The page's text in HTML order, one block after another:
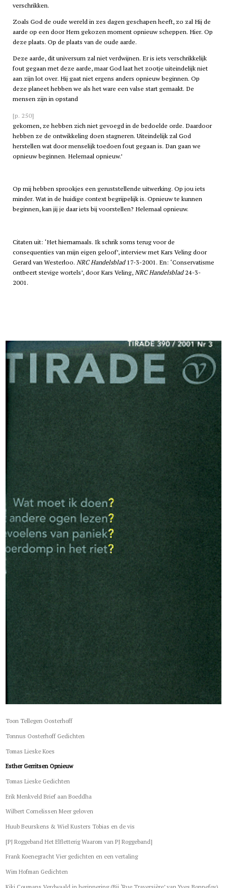
verschrikken.
Zoals God de oude wereld in zes dagen geschapen heeft, zo zal Hij de
aarde op een door Hem gekozen moment opnieuw scheppen. Hier. Op
deze plaats. Op de plaats van de oude aarde.
Deze aarde, dit universum zal niet verdwijnen. Er is iets verschrikkelijk
fout gegaan met deze aarde, maar God laat het zootje uiteindelijk niet
aan zijn lot over. Hij gaat niet ergens anders opnieuw beginnen. Op
deze planeet hebben we als het ware een valse start gemaakt. De
mensen zijn in opstand
[p. 250]
gekomen, ze hebben zich niet gevoegd in de bedoelde orde. Daardoor
hebben ze de ontwikkeling doen stagneren. Uiteindelijk zal God
herstellen wat door menselijk toedoen fout gegaan is. Dan gaan we
opnieuw beginnen. Helemaal opnieuw.’
Op mij hebben sprookjes een geruststellende uitwerking. Op jou iets
minder. Wat in de huidige context begrijpelijk is. Opnieuw te kunnen
beginnen, kan jij je daar iets bij voorstellen? Helemaal opnieuw.
Citaten uit: ‘Het hiernamaals. Ik schrik soms terug voor de
consequenties van mijn eigen geloof’, interview met Kars Veling door
Gerard van Westerloo. NRC Handelsblad17-3-2001. En: ‘Conservatisme
ontbeert stevige wortels’, door Kars Veling,NRC Handelsblad24-3-
2001.
Toon Tellegen Oosterhoff
Tonnus Oosterhoff Gedichten
Tomas Lieske Koes
Esther Gerritsen Opnieuw
Tomas Lieske Gedichten
Erik Menkveld Brief aan Boeddha
Wilbert Cornelissen Meer geloven
Huub Beurskens & Wiel Kusters Tobias en de vis
[PJ Roggeband Het Elfletterig Waarom van PJ Roggeband]
Frank Koenegracht Vier gedichten en een vertaling
Wim Hofman Gedichten